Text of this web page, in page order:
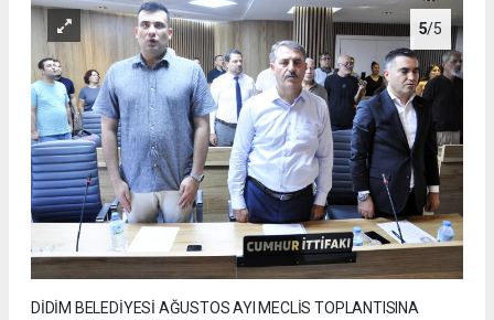
5/5
DİDİM BELEDİYESİ AĞUSTOS AYI MECLİS TOPLANTISINA